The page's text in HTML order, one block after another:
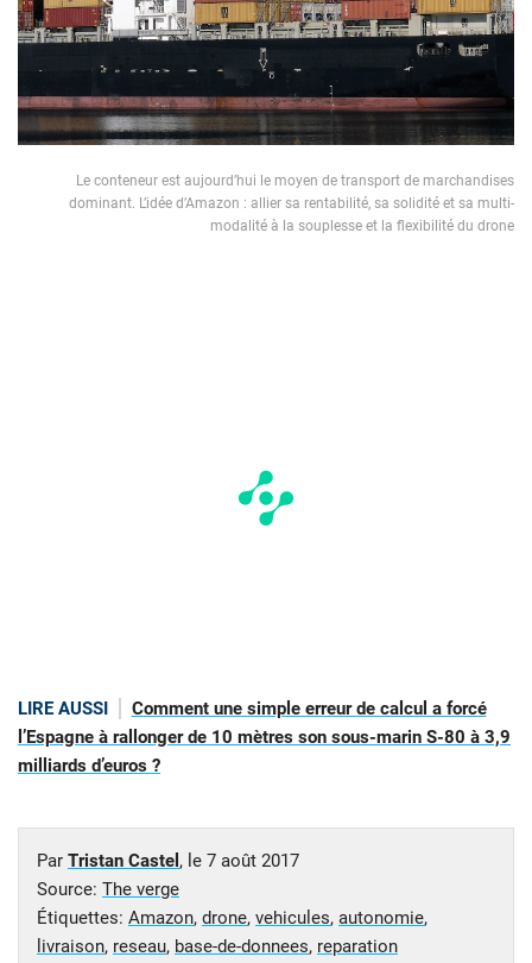
Le conteneur est aujourd’hui le moyen de transport de marchandises
dominant. L’idée d’Amazon : allier sa rentabilité, sa solidité et sa multi-
modalité à la souplesse et la flexibilité du drone
LIRE AUSSI
Comment une simple erreur de calcul a forcé
l’Espagne à rallonger de 10 mètres son sous-marin S-80 à 3,9
milliards d’euros ?
Par Tristan Castel , le 7 août 2017
Source: The verge
Étiquettes: Amazon, drone, vehicules, autonomie,
livraison, reseau, base-de-donnees, reparation